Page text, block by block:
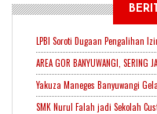
LPBI Soroti Dugaan Pengalihan
AREA GOR BANYUWANGI, SERING
Yakuza Maneges Banyuwangi
SMK Nurul Falah jadi Sekolah